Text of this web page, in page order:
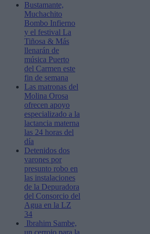
Bustamante,
Muchachito
Bombo Infierno
y el festival La
Tiñosa & Más
llenarán de
música Puerto
del Carmen este
fin de semana
Las matronas del
Molina Orosa
ofrecen apoyo
especializado a la
lactancia materna
las 24 horas del
día
Detenidos dos
varones por
presunto robo en
las instalaciones
de la Depuradora
del Consorcio del
Agua en la LZ
34
Ibrahim Sambe,